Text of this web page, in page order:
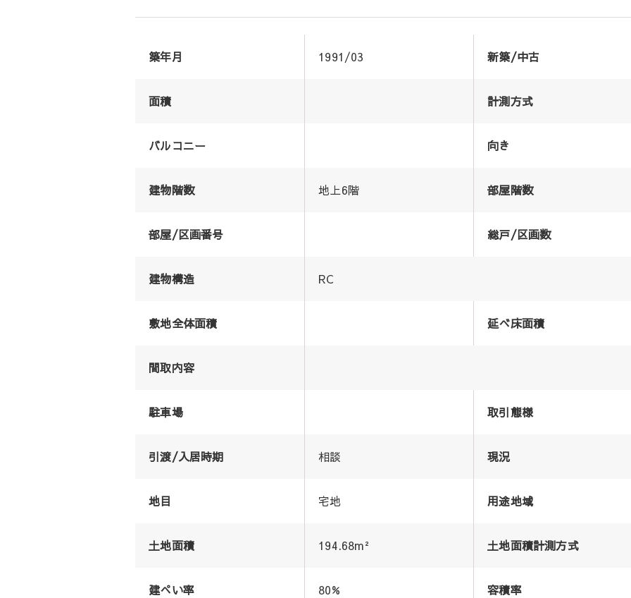
築年月 1991/03 新築/中古
面積 計測方式
バルコニー 向き
建物階数 地上6階 部屋階数
部屋/区画番号 総戸/区画数
建物構造 RC
敷地全体面積 延べ床面積
間取内容
駐車場 取引態様
引渡/入居時期 相談 現況
地目 宅地 用途地域
土地面積 194.68m² 土地面積計測方式
建ぺい率 80% 容積率